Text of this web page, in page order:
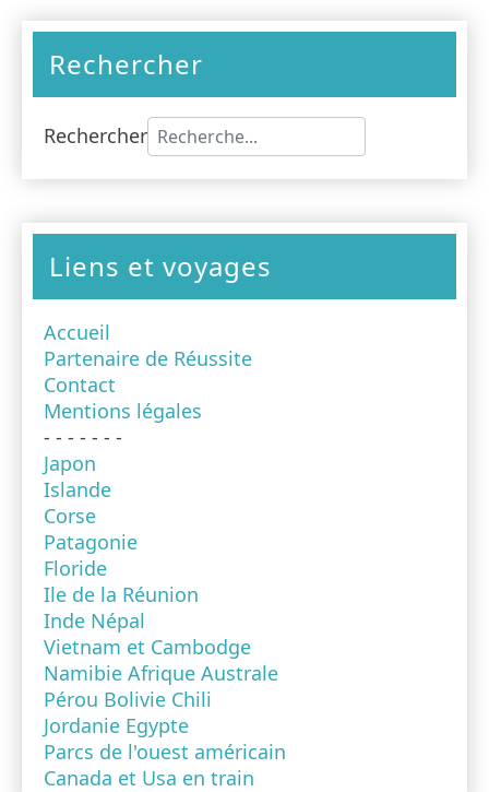
Rechercher
Rechercher
Liens et voyages
Accueil
Partenaire de Réussite
Contact
Mentions légales
- - - - - - -
Japon
Islande
Corse
Patagonie
Floride
Ile de la Réunion
Inde Népal
Vietnam et Cambodge
Namibie Afrique Australe
Pérou Bolivie Chili
Jordanie Egypte
Parcs de l'ouest américain
Canada et Usa en train